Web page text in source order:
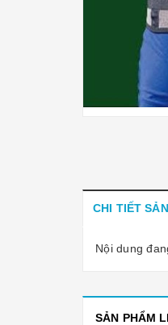
CHI TIẾT
Nội dung
SẢN PHẨM